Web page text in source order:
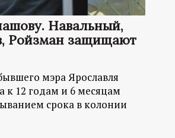
Навальный,
Ройзман защищают
мэра Ярославля
к 12 годам и 6 месяцам
срока в колонии